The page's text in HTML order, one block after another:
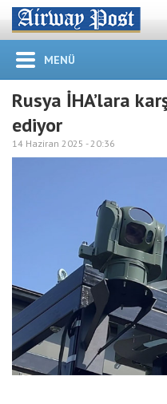
MENÜ
Rusya İHA’lara
ediyor
14 Haziran 2025 -20:36